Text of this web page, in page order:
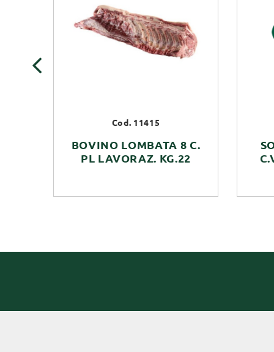
Cod. 11415
BOVINO LOMBATA 8 C.
PL LAVORAZ. KG.22